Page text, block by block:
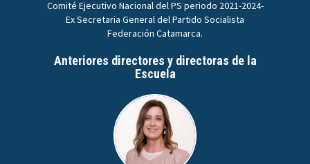
Comité Ejecutivo Nacional del PS periodo 2021-2024-
Ex Secretaria General del Partido Socialista
Federación Catamarca.
Anteriores directores y directoras de la
Escuela